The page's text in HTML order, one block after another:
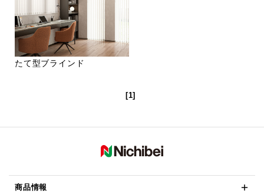
たて型ブラインド
[1]
商品情報